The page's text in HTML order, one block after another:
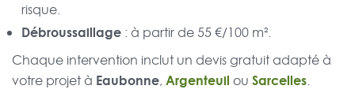
risque.
Débroussaillage : à partir de 55 €/100 m².
Chaque intervention inclut un devis gratuit adapté à
votre projet à Eaubonne, Argenteuil ou Sarcelles.